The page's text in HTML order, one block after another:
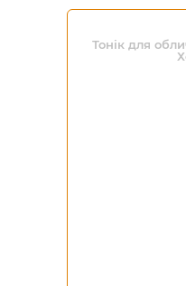
Тонік для